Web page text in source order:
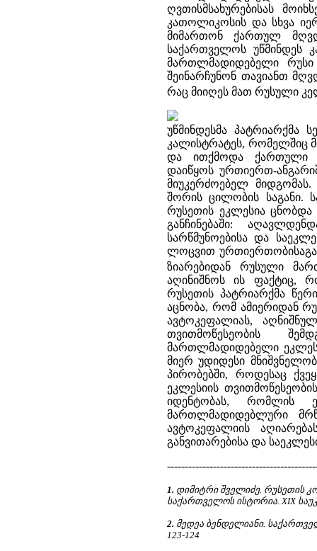
ღვთისმსახურებისას
კათოლიკოსის და სხვა
მიმართონ ქართულ
საქართველოს უწმინდეს
მართლმადიდებელი
შეინარჩუნონ თავიანთ
რაც მიიღეს მათ რუსული
უწმინდესმა პატრიარქმა
კალისტრატეს, რომელშიც
და ითქმოდა ქართული
დაიწყოს ურთიერთ-
მიუკერძოებელ
შორის ცილობის საგანი.
რუსეთის ეკლესია
განჩინებაში:
სარწმუნოებისა და
ლოცვით
ზიარებიდან რუსული
აღინიშნოს ის ფაქტიც,
რუსეთის პატრიარქმა
აცნობა, რომ ამიერიდან
ავტოკეფალიას,
თვითმოწესეობის
მართლმადიდებელი
მიერ უდიდესი
პირობებში, როდესაც
ეკლესიის
იდენტობას, რომლის
მართლმადიდებლური
ავტოკეფალიის
განვითარებისა და
1. დიმიტრი შველიძე. რუსეთის
საქართველოს ისტორია. XIX
2. მედეა ბენდელიანი.
123-124